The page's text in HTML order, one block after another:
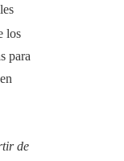
los
para
de